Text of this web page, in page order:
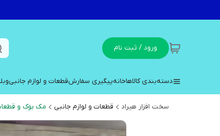
ورود / ثبت نام
دسته‌بندی کالاهاخانهپیگیری سفارشقطعات و لوازم جانبی
سخت افزار هیراد قطعات و لوازم جانبی مک بوک و